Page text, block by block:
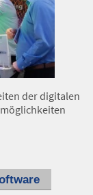
der digitalen